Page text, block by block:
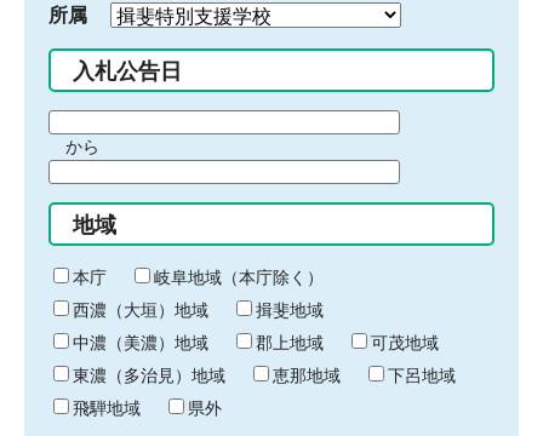
所属
入札公告日
間
始
り
から
間
終
わ
り
地域
本庁
岐阜地域（本庁除く）
西濃（大垣）地域
揖斐地域
中濃（美濃）地域
郡上地域
可茂地域
東濃（多治見）地域
恵那地域
下呂地域
飛騨地域
県外